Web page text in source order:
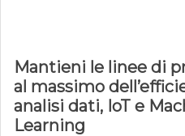
Mantieni le linee di
al massimo
analisi dati, IoT e
Learning